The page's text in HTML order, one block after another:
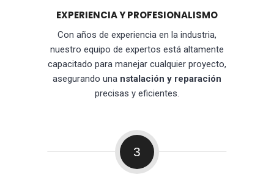
EXPERIENCIA Y PROFESIONALISMO
Con años de experiencia en la industria,
nuestro equipo de expertos está altamente
capacitado para manejar cualquier proyecto,
asegurando una nstalación y reparación
precisas y eficientes.
3